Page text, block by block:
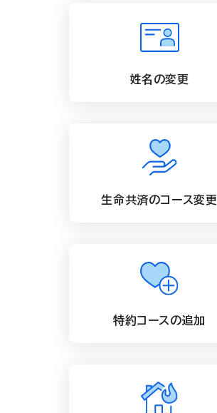
姓名の変更
生命共済のコース変更
特約コースの追加